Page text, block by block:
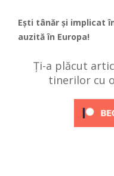
Ești tânăr și implicat
auzită în Europa!
Ți-a plăcut
tinerilor cu